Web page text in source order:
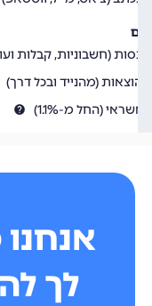
אנחנו
לך